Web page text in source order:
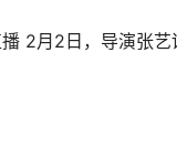
2月2日，导演张